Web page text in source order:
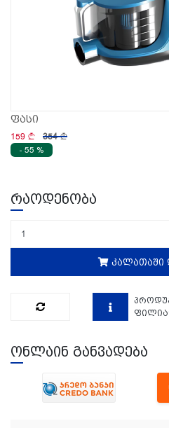
ფასი
159 354
- 55 %
რაოდენობა
კალათაში
ონლაინ განვადება